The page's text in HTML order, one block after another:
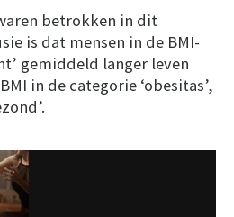
betrokken in dit
is dat mensen in de BMI-
gemiddeld langer leven
in de categorie ‘obesitas’,